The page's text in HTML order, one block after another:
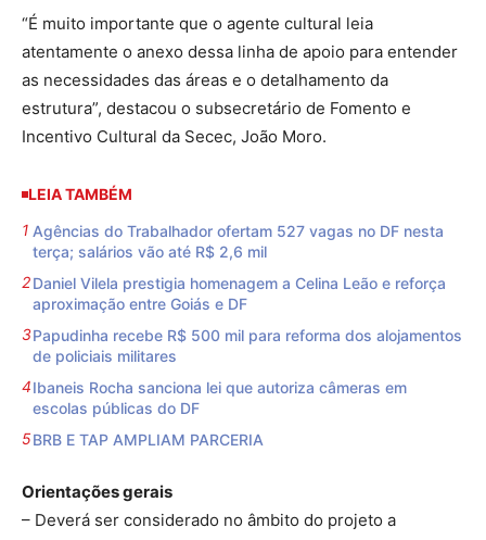
“É muito importante que o agente cultural leia
atentamente o anexo dessa linha de apoio para entender
as necessidades das áreas e o detalhamento da
estrutura”, destacou o subsecretário de Fomento e
Incentivo Cultural da Secec, João Moro.
LEIA TAMBÉM
Agências do Trabalhador ofertam 527 vagas no DF nesta
terça; salários vão até R$ 2,6 mil
Daniel Vilela prestigia homenagem a Celina Leão e reforça
aproximação entre Goiás e DF
Papudinha recebe R$ 500 mil para reforma dos alojamentos
de policiais militares
Ibaneis Rocha sanciona lei que autoriza câmeras em
escolas públicas do DF
BRB E TAP AMPLIAM PARCERIA
Orientações gerais
– Deverá ser considerado no âmbito do projeto a